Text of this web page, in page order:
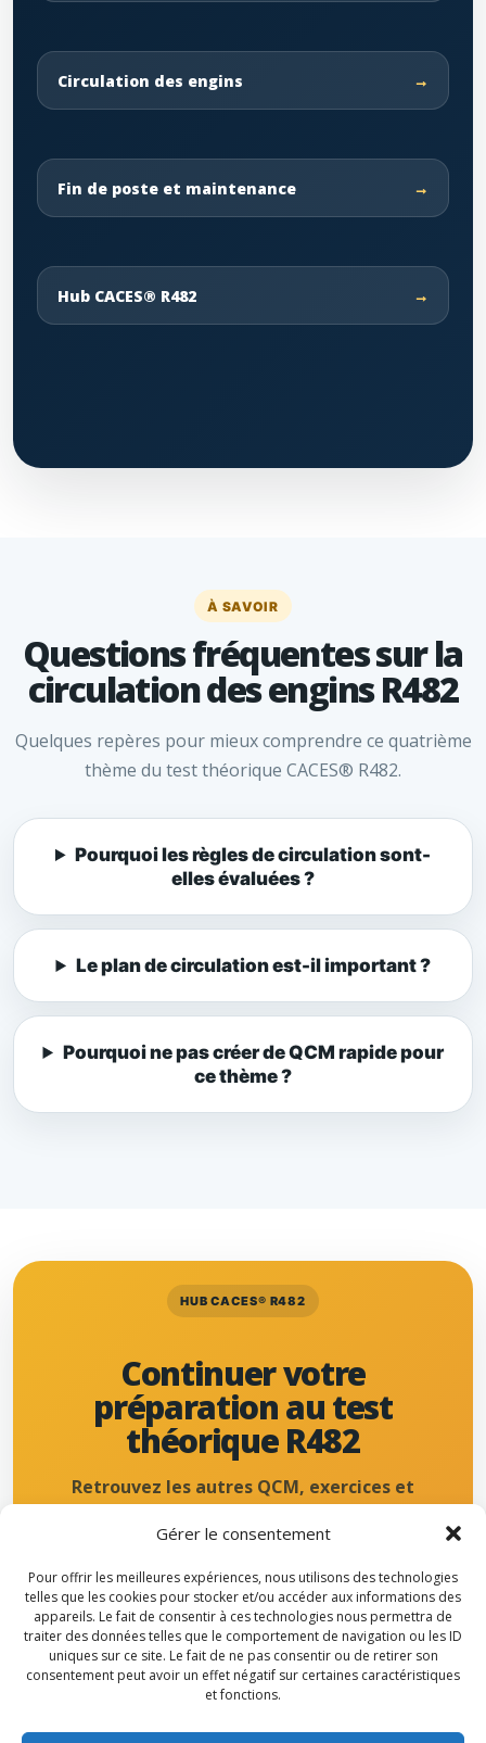
Gérer le consentement
Pour offrir les meilleures expériences, nous utilisons des technologies
telles que les cookies pour stocker et/ou accéder aux informations des
appareils. Le fait de consentir à ces technologies nous permettra de
traiter des données telles que le comportement de navigation ou les ID
uniques sur ce site. Le fait de ne pas consentir ou de retirer son
consentement peut avoir un effet négatif sur certaines caractéristiques
et fonctions.
Circulation des engins
Fin de poste et maintenance
Hub CACES® R482
À SAVOIR
Questions fréquentes sur la
circulation des engins R482
Quelques repères pour mieux comprendre ce quatrième
thème du test théorique CACES® R482.
Pourquoi les règles de circulation sont-
elles évaluées ?
Le plan de circulation est-il important ?
Pourquoi ne pas créer de QCM rapide pour
ce thème ?
HUB CACES® R482
Continuer votre
préparation au test
théorique R482
Retrouvez les autres QCM, exercices et
R482 engins de chantier sur test-caces.fr.
Retour au hub QCM CACES® R482